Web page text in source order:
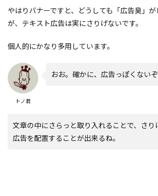
やはりバナーですと、どうしても「広告臭」
が、テキスト広告は実にさりげないです。
個人的にかなり多用しています。
トノ君
おお。確かに、広告っぽくないぞ
文章の中にさらっと取り入れることで、さり
広告を配置することが出来るね。